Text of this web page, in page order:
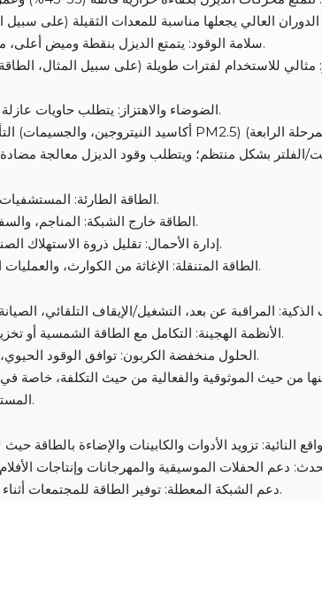
سلامة الوقود: يتمتع الديزل بنقطة وميض أعلى، مما يقلل من مخاطر الحرائق.
الضوضاء والاهتزاز: يتطلب حاويات عازلة للصوت أو مخمدات للاهتزاز.
الطاقة الطارئة: المستشفيات ومراكز البيانات والمطارات.
الطاقة خارج الشبكة: المناجم، والسفن، ومحطات القاعدة النائية.
إدارة الأحمال: تقليل ذروة الاستهلاك الصناعي لتقليل تكاليف الكهرباء.
الطاقة المتنقلة: الإغاثة من الكوارث، والعمليات العسكرية، والأحداث المؤقتة.
الأنظمة الهجينة: التكامل مع الطاقة الشمسية أو تخزين الطاقة للشبكات الصغيرة.
الحلول منخفضة الكربون: توافق الوقود الحيوي، وتقنيات تحديث الهيدروجين.
من حيث الموثوقية والفعالية من حيث التكلفة، خاصة
المستقرة أو البنية التحتية الحيوية.
دعم الشبكة المعطلة: توفير الطاقة للمجتمعات أثناء صيانة المرافق المخطط لها.